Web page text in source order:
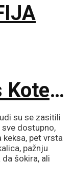
Kote
su se zasitili
dostupno,
pet vrsta
pažnju
šokira, ali